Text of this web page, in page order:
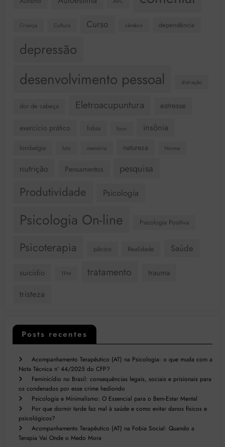
Criança Cultura Curso cérebro dependência
depressão
desenvolvimento pessoal distração
dor de cabeça Eletroacupuntura estresse
exercício prático fobia foco insônia
lombalgia luto memória natureza Norma
nutrição Pensamentos pesquisa
Produtividade Psicologia
Psicologia On-line Psicologia Positiva
Psicoterapia pânico Realidade Saúde
suicídio TPM tratamento trauma
tristeza
Posts recentes
Acompanhamento Terapêutico (AT) na Psicologia: o que muda com a
Nota Técnica nº 44/2025 do CFP?
Feminicídio no Brasil: consequências legais, sociais e prisionais para
os condenados por esse crime hediondo
Psicologia e Minimalismo: O Essencial para o Bem-Estar Mental
Por que dormir tarde faz mal à saúde e como evitar danos físicos e
psicológicos?
Acompanhamento Terapêutico (AT) na Fobia Social: Quando a
Terapia Vai Onde o Medo Mora